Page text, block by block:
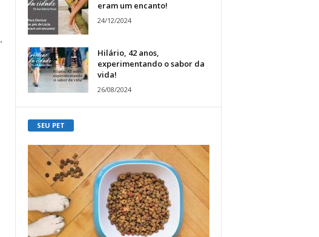
eram um encanto!
24/12/2024
Hilário, 42 anos,
experimentando o sabor da
vida!
26/08/2024
SEU PET